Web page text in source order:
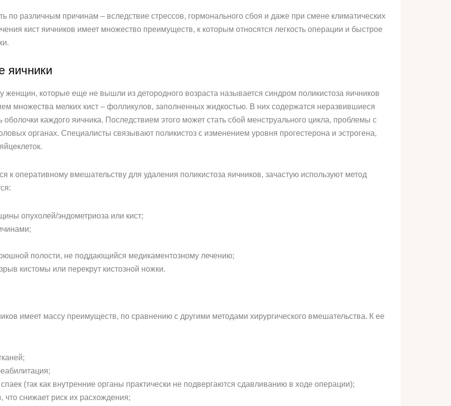
по различным причинам – вследствие стрессов, гормонального сбоя и даже при смене климатических
кист яичников имеет множество преимуществ, к которым относятся легкость операции и быстрое
яичники
женщин, которые еще не вышли из детородного возраста называется синдром поликистоза яичников
множества мелких кист – фолликулов, заполненных жидкостью. В них содержатся неразвившиеся
каждого яичника. Последствием этого может стать сбой менструального цикла, проблемы с
органах. Специалисты связывают поликистоз с изменением уровня прогестерона и эстрогена,
к оперативному вмешательству для удаления поликистоза яичников, зачастую используют метод
опухолей/эндометриоза или кист;
полости, не поддающийся медикаментозному лечению;
кистомы или перекрут кистозной ножки.
имеет массу преимуществ, по сравнению с другими методами хирургического вмешательства. К ее
(так как внутренние органы практически не подвергаются сдавливанию в ходе операции);
снижает риск их расхождения;